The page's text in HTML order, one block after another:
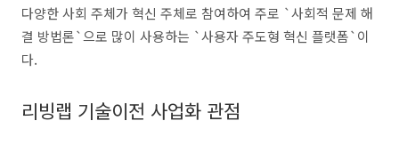
다양한 사회 주체가 혁신 주체로 참여하여 주로 `사회적 문제 해
결 방법론`으로 많이 사용하는 `사용자 주도형 혁신 플랫폼`이
다.
리빙랩 기술이전 사업화 관점